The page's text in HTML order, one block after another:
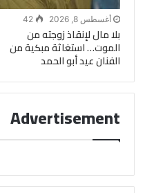
أغسطس 8, 2026 42
بلا مال لإنقاذ زوجته من
الموت… استغاثة مبكية من
الفنان عيد أبو الحمد
Advertisement